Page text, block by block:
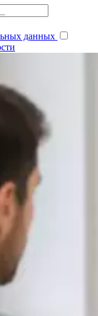
данных